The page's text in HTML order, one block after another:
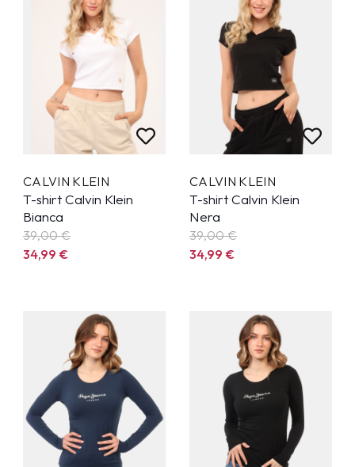
CALVIN KLEIN
T-shirt Calvin Klein
Bianca
39,00 €
34,99€
CALVIN KLEIN
T-shirt Calvin Klein
Nera
39,00 €
34,99€